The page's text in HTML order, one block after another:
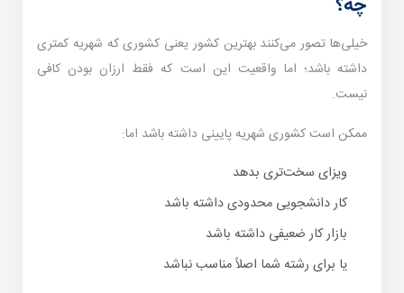
چه؟
خیلی‌ها تصور می‌کنند بهترین کشور یعنی کشوری که شهریه کمتری
داشته باشد؛ اما واقعیت این است که فقط ارزان بودن کافی
نیست.
ممکن است کشوری شهریه پایینی داشته باشد اما:
ویزای سخت‌تری بدهد
کار دانشجویی محدودی داشته باشد
بازار کار ضعیفی داشته باشد
یا برای رشته شما اصلاً مناسب نباشد